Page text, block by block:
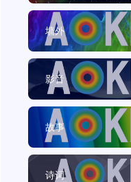
墙外
影音
故事
诗词